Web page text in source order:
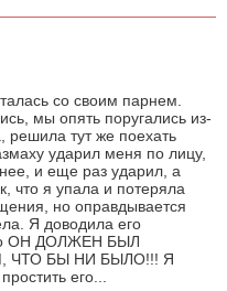
со своим парнем.
мы опять поругались из-
решила тут же поехать
ударил меня по лицу,
и еще раз ударил, а
что я упала и потеряла
но оправдывается
Я доводила его
но ОН ДОЛЖЕН БЫЛ
ЧТО БЫ НИ БЫЛО!!! Я
его...